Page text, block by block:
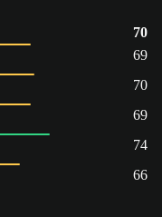
70
69
70
69
74
66